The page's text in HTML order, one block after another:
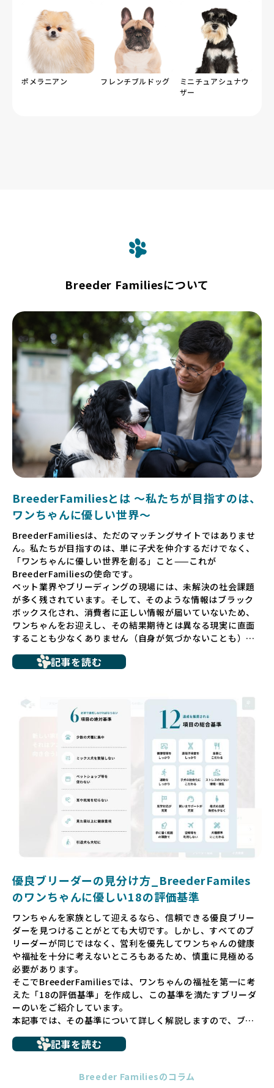
ポメラニアン フレンチブルドッグ
ミニチュアシュナウ
ザー
Breeder Familiesについて
BreederFamiliesとは 〜私たちが目指すのは、
ワンちゃんに優しい世界〜
BreederFamiliesは、ただのマッチングサイトではありませ
ん。私たちが目指すのは、単に子犬を仲介するだけでなく、
「ワンちゃんに優しい世界を創る」こと——これが
BreederFamiliesの使命です。
ペット業界やブリーディングの現場には、未解決の社会課題
が多く残されています。そして、そのような情報はブラック
ボックス化され、消費者に正しい情報が届いていないため、
ワンちゃんをお迎えし、その結果期待とは異なる現実に直面
することも少なくありません（自身が気づかないことも）。
ち、健康面や社会性に問題を抱えていたり、またブリーダー
いるというケースもあります。こうした問題は、消費者にと
っても大きな負担であり、ワンちゃん自身にとっても非常に
だからこそ、私たちは正しい情報と安心して選べる場所を提
供すべきだと考えています。BreederFamiliesでは、ワンち
ゃんを家族のように愛する「優良ブリーダー」のみを独自の
厳しい基準で厳選し、その評価基準や評価結果をオープンに
しています。これにより、消費者の皆様が安心して子犬やブ
リーダーを選べる環境を整えています。
そして、消費者の皆様が正しい情報をもとに優良ブリーダー
を求めることで、ワンちゃんを家族のように愛する優良ブリ
ーダーが増え、営利優先の「悪徳ブリーダー」が自然と淘汰
される社会を目指しています。目の前の子犬だけでなく、親
ゃんに優しい世界を築いていきたいと考えています。
長するための環境が十分に整っていない場合が多く、販売ま
での間に過密な環境や長距離移動のストレスを受けることが
少なくありません。このような環境は、健康リスクや社会性
の問題につながりやすく、ワンちゃんにとっても望ましいと
は言えません。
こうした背景から、BreederFamiliesはペットショップを介
さない直接販売を採用するとともに、ペットオークションや
ペットショップを利用するブリーダーの掲載も行ってしませ
ん。
ペットショップを避けた方がいい理由の詳細はこちら
法令レベルの最低基準にとどまっていることが問題です。こ
記事を読む
優良ブリーダーの見分け方_BreederFamiles
のワンちゃんに優しい18の評価基準
ワンちゃんを家族として迎えるなら、信頼できる優良ブリー
ダーを見つけることがとても大切です。しかし、すべてのブ
リーダーが同じではなく、営利を優先してワンちゃんの健康
や福祉を十分に考えないところもあるため、慎重に見極める
必要があります。
そこでBreederFamiliesでは、ワンちゃんの福祉を第一に考
えた「18の評価基準」を作成し、この基準を満たすブリーダ
ーのいをご紹介しています。
本記事では、その基準について詳しく解説しますので、ブリ
に断尾（しっぽを切る）や断耳（耳を切る）が行われている
ことがあります。
記事を読む
Breeder Familiesのコラム